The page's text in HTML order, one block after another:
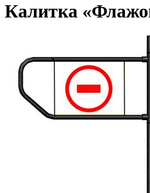
Калитка